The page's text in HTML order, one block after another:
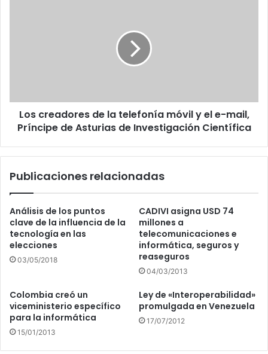
e-
mail,
Príncipe
Investigación
Los creadores de la telefonía móvil y el e-mail,
Príncipe de Asturias de Investigación Científica
Publicaciones relacionadas
Análisis de los puntos
clave de la influencia de la
tecnología en las
elecciones
03/05/2018
CADIVI asigna USD 74
millones a
telecomunicaciones e
informática, seguros y
reaseguros
04/03/2013
Colombia creó un
viceministerio específico
para la informática
15/01/2013
Ley de «Interoperabilidad»
promulgada en Venezuela
17/07/2012